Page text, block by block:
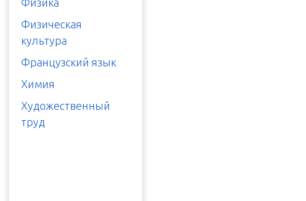
Физическая
культура
Французский язык
Химия
Художественный
труд